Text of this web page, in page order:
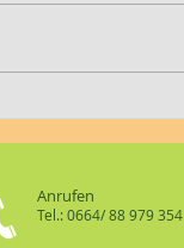
Anrufen
Tel.: 0664/ 88 979 354